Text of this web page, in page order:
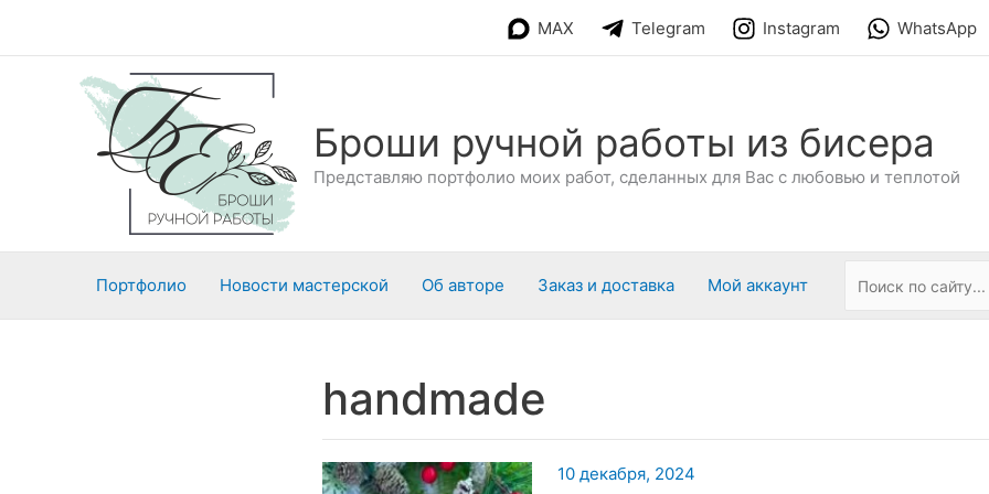
MAX Telegram Instagram WhatsApp
Броши ручной работы из бисера
Представляю портфолио моих работ, сделанных для Вас с любовью и теплотой
Портфолио Новости мастерской Об авторе Заказ и доставка Мой аккаунт
handmade
10 декабря, 2024